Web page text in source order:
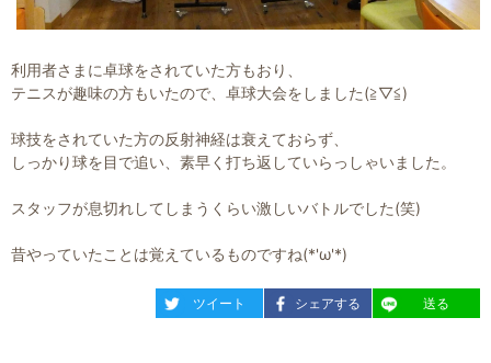
利用者さまに卓球をされていた方もおり、
テニスが趣味の方もいたので、卓球大会をしました(≧▽≦)
球技をされていた方の反射神経は衰えておらず、
しっかり球を目で追い、素早く打ち返していらっしゃいました。
スタッフが息切れしてしまうくらい激しいバトルでした(笑)
昔やっていたことは覚えているものですね(*'ω'*)
entry544ツイート entry544
シェアする entry544
送る